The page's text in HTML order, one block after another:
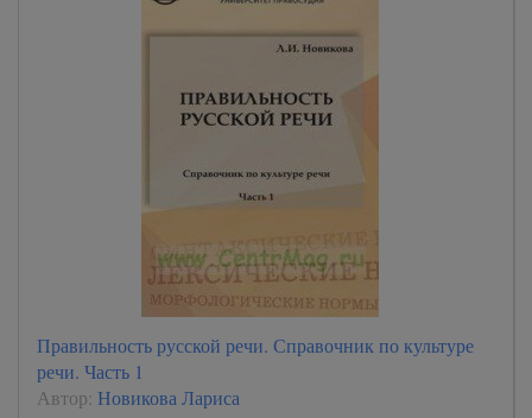
Правильность русской речи. Справочник по культуре
речи. Часть 1
Автор: Новикова Лариса